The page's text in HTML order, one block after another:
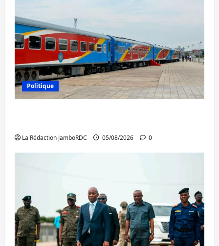
Politique
La Rédaction JamboRDC 05/08/2026 0